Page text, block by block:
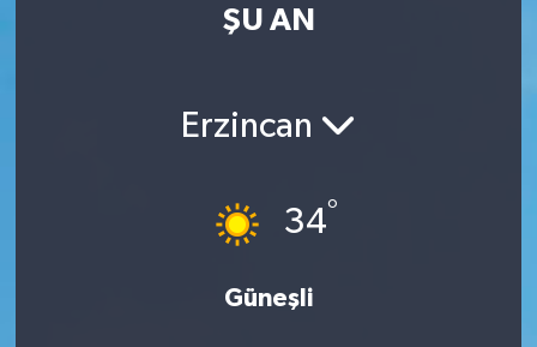
ŞU AN
Erzincan
34°
Güneşli